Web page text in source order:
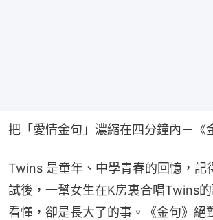
把「愛情金句」濃縮在四分鐘內－《
Twins 是童年、中學青春的回憶，記
試後，一幫女生在K房裏合唱Twins
看懂，卻是長大了的事。《金句》絕